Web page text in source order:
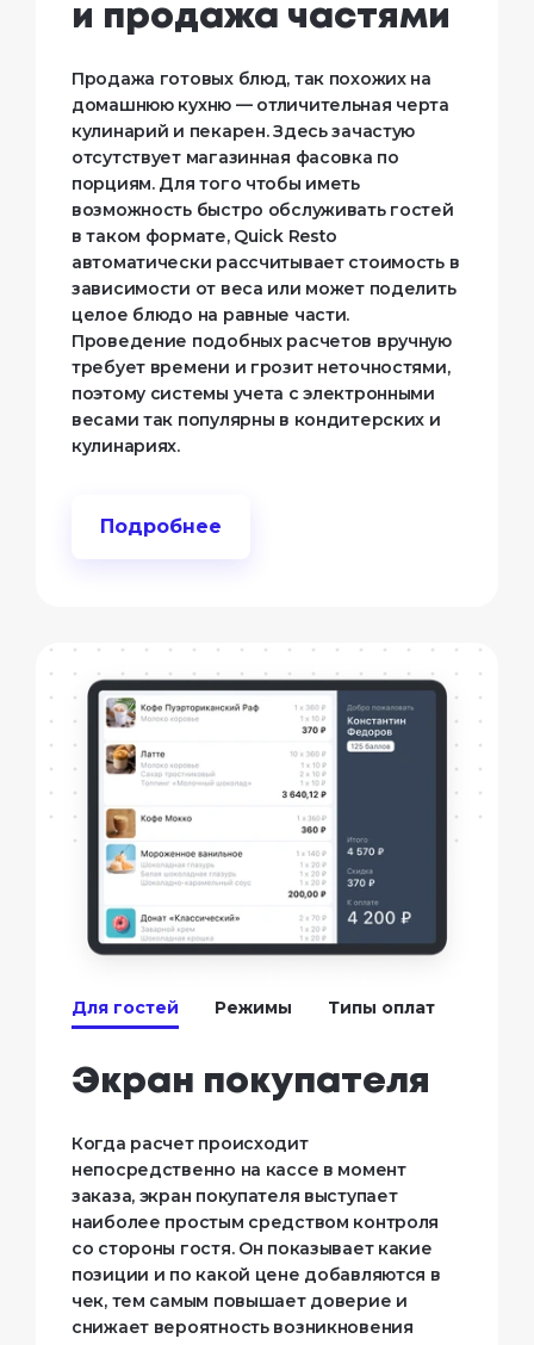
и продажа частями
Продажа готовых блюд, так похожих на
домашнюю кухню — отличительная черта
кулинарий и пекарен. Здесь зачастую
отсутствует магазинная фасовка по
порциям. Для того чтобы иметь
возможность быстро обслуживать гостей
в таком формате, Quick Resto
автоматически рассчитывает стоимость в
зависимости от веса или может поделить
целое блюдо на равные части.
Проведение подобных расчетов вручную
требует времени и грозит неточностями,
поэтому системы учета с электронными
весами так популярны в кондитерских и
кулинариях.
Подробнее
Для гостей Режимы Типы оплат
Экран покупателя
Когда расчет происходит
непосредственно на кассе в момент
заказа, экран покупателя выступает
наиболее простым средством контроля
со стороны гостя. Он показывает какие
позиции и по какой цене добавляются в
чек, тем самым повышает доверие и
снижает вероятность возникновения